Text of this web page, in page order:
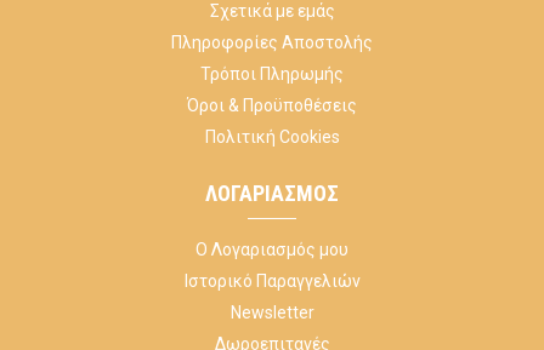
Σχετικά με εμάς
Πληροφορίες Αποστολής
Τρόποι Πληρωμής
Όροι & Προϋποθέσεις
Πολιτική Cookies
ΛΟΓΑΡΙΑΣΜΌΣ
Ο Λογαριασμός μου
Ιστορικό Παραγγελιών
Newsletter
Δωροεπιταγές